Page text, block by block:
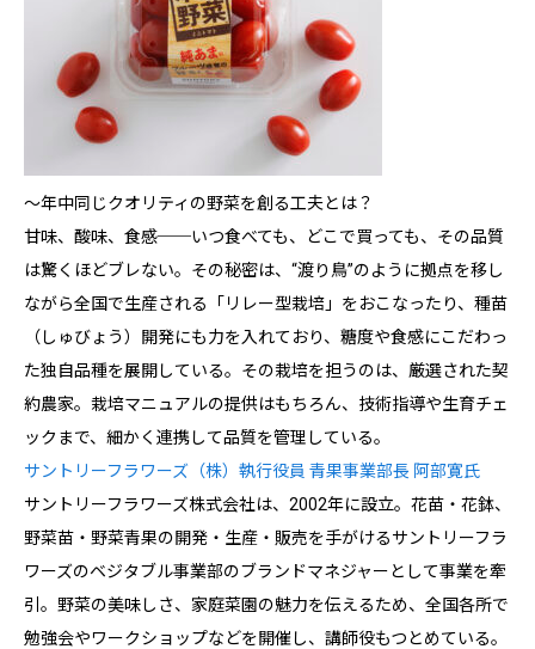
〜年中同じクオリティの野菜を創る工夫とは？
甘味、酸味、食感──いつ食べても、どこで買っても、その品質
は驚くほどブレない。その秘密は、“渡り鳥”のように拠点を移し
ながら全国で生産される「リレー型栽培」をおこなったり、種苗
（しゅびょう）開発にも力を入れており、糖度や食感にこだわっ
た独自品種を展開している。その栽培を担うのは、厳選された契
約農家。栽培マニュアルの提供はもちろん、技術指導や生育チェ
ックまで、細かく連携して品質を管理している。
サントリーフラワーズ（株）執行役員 青果事業部長 阿部寛氏
サントリーフラワーズ株式会社は、2002年に設立。花苗・花鉢、
野菜苗・野菜青果の開発・生産・販売を手がけるサントリーフラ
ワーズのベジタブル事業部のブランドマネジャーとして事業を牽
引。野菜の美味しさ、家庭菜園の魅力を伝えるため、全国各所で
勉強会やワークショップなどを開催し、講師役もつとめている。